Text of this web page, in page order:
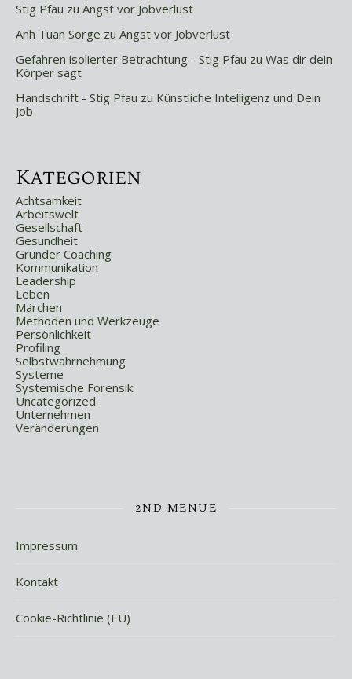
Stig Pfau zu Angst vor Jobverlust
Anh Tuan Sorge zu Angst vor Jobverlust
Gefahren isolierter Betrachtung - Stig Pfau zu Was dir dein
Körper sagt
Handschrift - Stig Pfau zu Künstliche Intelligenz und Dein
Job
Kategorien
Achtsamkeit
Arbeitswelt
Gesellschaft
Gesundheit
Gründer Coaching
Kommunikation
Leadership
Leben
Märchen
Methoden und Werkzeuge
Persönlichkeit
Profiling
Selbstwahrnehmung
Systeme
Systemische Forensik
Uncategorized
Unternehmen
Veränderungen
2ND MENUE
Impressum
Kontakt
Cookie-Richtlinie (EU)